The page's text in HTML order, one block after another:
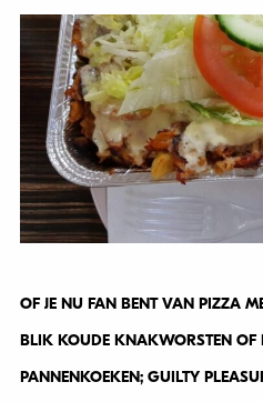
OF JE NU FAN BENT VAN PIZZA
BLIK KOUDE KNAKWORSTEN OF
PANNENKOEKEN; GUILTY